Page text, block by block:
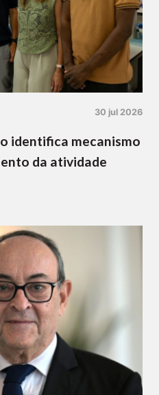
30 jul 2026
identifica mecanismo
da atividade